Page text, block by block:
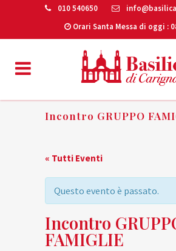
010 540650
Orari Santa Messa di oggi :
Incontro GRUPPO
« Tutti Eventi
Questo evento è passato.
Incontro
FAMIGLIE